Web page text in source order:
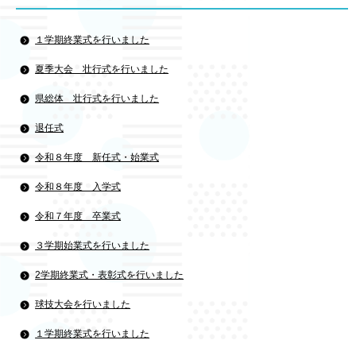
１学期終業式を行いました
夏季大会 壮行式を行いました
県総体 壮行式を行いました
退任式
令和８年度 新任式・始業式
令和８年度 入学式
令和７年度 卒業式
３学期始業式を行いました
2学期終業式・表彰式を行いました
球技大会を行いました
１学期終業式を行いました